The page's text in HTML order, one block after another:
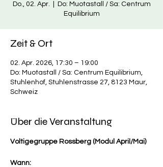
Do., 02. Apr.
Do: Muotastall / Sa: Centrum
Equilibrium
Zeit & Ort
02. Apr. 2026, 17:30 – 19:00
Do: Muotastall / Sa: Centrum Equilibrium,
Stuhlenhof, Stuhlenstrasse 27, 8123 Maur,
Schweiz
Über die Veranstaltung
Voltigegruppe Rossberg (Modul April/Mai)
Wann: